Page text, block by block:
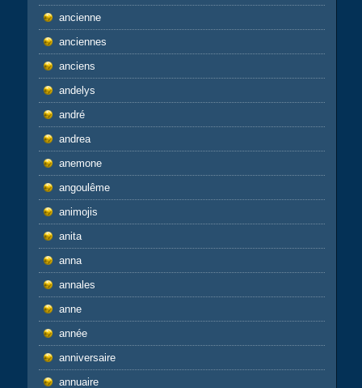
ancienne
anciennes
anciens
andelys
andré
andrea
anemone
angoulême
animojis
anita
anna
annales
anne
année
anniversaire
annuaire